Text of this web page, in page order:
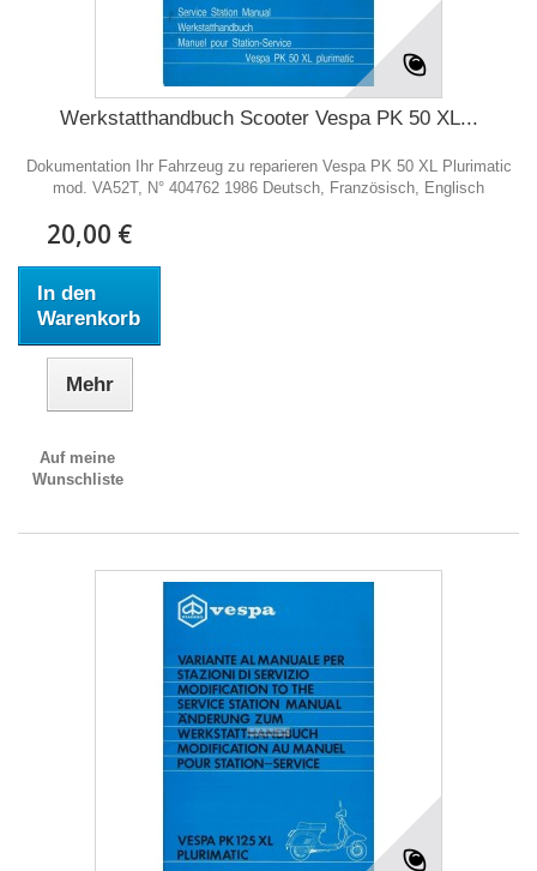
Werkstatthandbuch Scooter Vespa PK 50 XL...
Dokumentation Ihr Fahrzeug zu reparieren Vespa PK 50 XL Plurimatic
mod. VA52T, N° 404762 1986 Deutsch, Französisch, Englisch
20,00 €
In den
Warenkorb
Mehr
Auf meine
Wunschliste